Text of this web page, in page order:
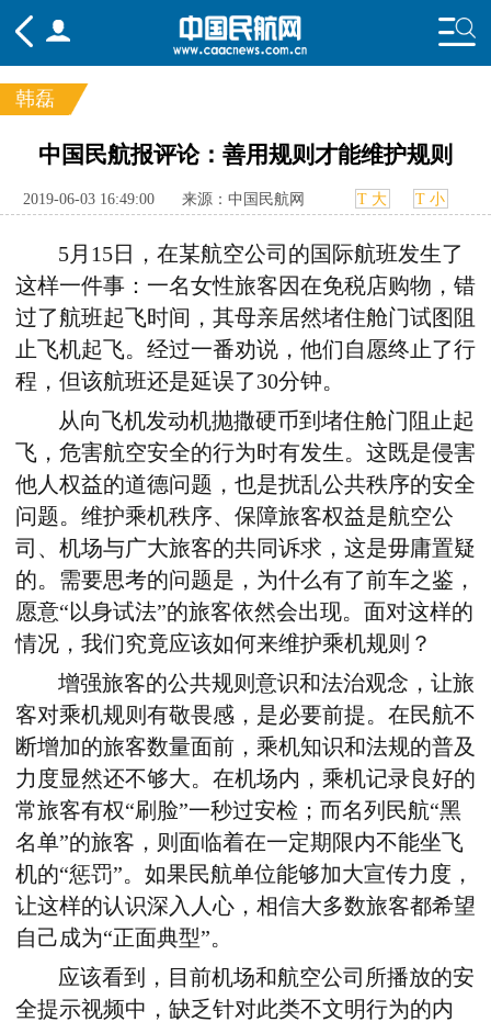
频道
国内 国际
行业
韩磊
中国民航报评论：善用规则才能维护规则
2019-06-03 16:49:00 来源：中国民航网 T 大 T 小
5月15日，在某航空公司的国际航班发生了
这样一件事：一名女性旅客因在免税店购物，错
过了航班起飞时间，其母亲居然堵住舱门试图阻
止飞机起飞。经过一番劝说，他们自愿终止了行
程，但该航班还是延误了30分钟。
从向飞机发动机抛撒硬币到堵住舱门阻止起
飞，危害航空安全的行为时有发生。这既是侵害
他人权益的道德问题，也是扰乱公共秩序的安全
问题。维护乘机秩序、保障旅客权益是航空公
司、机场与广大旅客的共同诉求，这是毋庸置疑
的。需要思考的问题是，为什么有了前车之鉴，
愿意“以身试法”的旅客依然会出现。面对这样的
情况，我们究竟应该如何来维护乘机规则？
增强旅客的公共规则意识和法治观念，让旅
客对乘机规则有敬畏感，是必要前提。在民航不
断增加的旅客数量面前，乘机知识和法规的普及
力度显然还不够大。在机场内，乘机记录良好的
常旅客有权“刷脸”一秒过安检；而名列民航“黑
名单”的旅客，则面临着在一定期限内不能坐飞
机的“惩罚”。如果民航单位能够加大宣传力度，
让这样的认识深入人心，相信大多数旅客都希望
自己成为“正面典型”。
应该看到，目前机场和航空公司所播放的安
全提示视频中，缺乏针对此类不文明行为的内